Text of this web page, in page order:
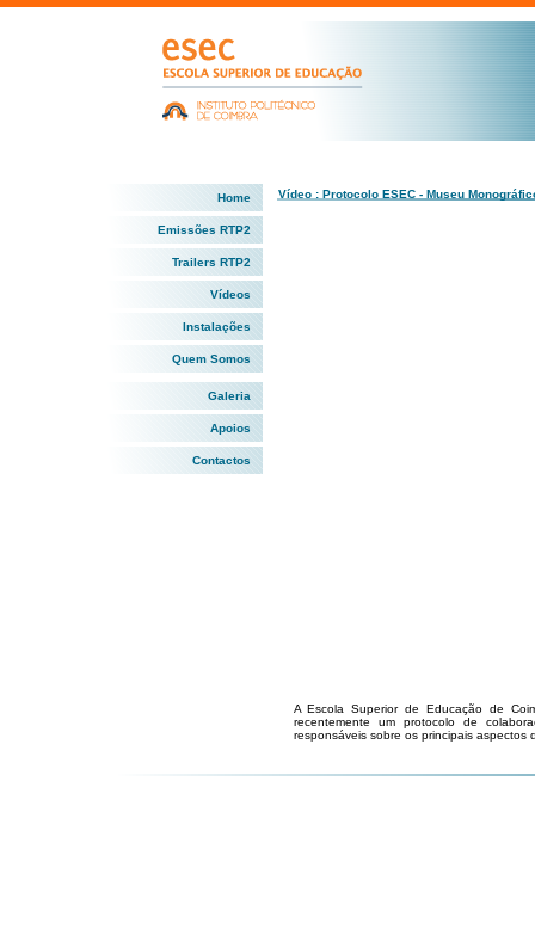
Home
Emissões RTP2
Trailers RTP2
Vídeos
Instalações
Quem Somos
Galeria
Apoios
Contactos
Vídeo : Protocolo ESEC - Museu
A Escola Superior de Educação de
recentemente um protocolo de
responsáveis sobre os principais aspectos